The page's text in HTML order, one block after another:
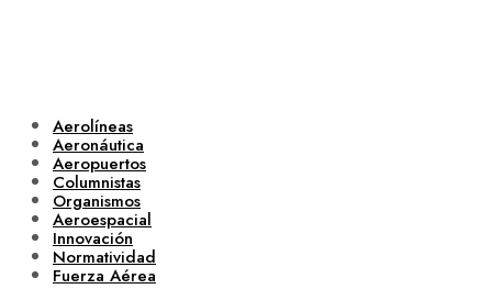
Aerolíneas
Aeronáutica
Aeropuertos
Columnistas
Organismos
Aeroespacial
Innovación
Normatividad
Fuerza Aérea